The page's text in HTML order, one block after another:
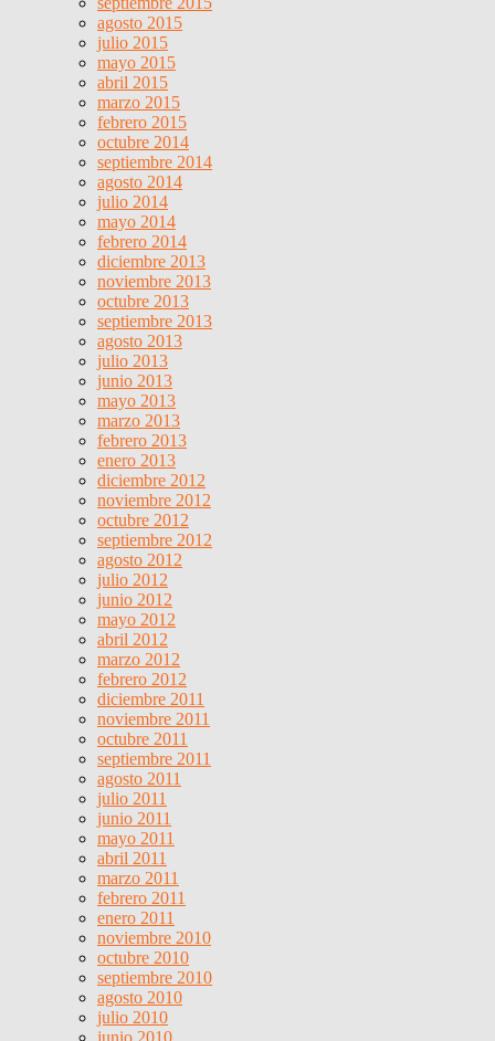
agosto 2015
julio 2015
mayo 2015
abril 2015
marzo 2015
febrero 2015
octubre 2014
septiembre 2014
agosto 2014
julio 2014
mayo 2014
febrero 2014
diciembre 2013
noviembre 2013
octubre 2013
septiembre 2013
agosto 2013
julio 2013
junio 2013
mayo 2013
marzo 2013
febrero 2013
enero 2013
diciembre 2012
noviembre 2012
octubre 2012
septiembre 2012
agosto 2012
julio 2012
junio 2012
mayo 2012
abril 2012
marzo 2012
febrero 2012
diciembre 2011
noviembre 2011
octubre 2011
septiembre 2011
agosto 2011
julio 2011
junio 2011
mayo 2011
abril 2011
marzo 2011
febrero 2011
enero 2011
noviembre 2010
octubre 2010
septiembre 2010
agosto 2010
julio 2010
junio 2010